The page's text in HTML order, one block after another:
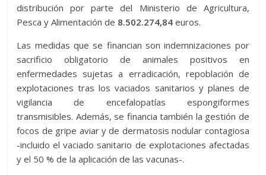
distribución por parte del Ministerio de Agricultura,
Pesca y Alimentación de 8.502.274,84 euros.
Las medidas que se financian son indemnizaciones por
sacrificio obligatorio de animales positivos en
enfermedades sujetas a erradicación, repoblación de
explotaciones tras los vaciados sanitarios y planes de
vigilancia de encefalopatías espongiformes
transmisibles. Además, se financia también la gestión de
focos de gripe aviar y de dermatosis nodular contagiosa
-incluido el vaciado sanitario de explotaciones afectadas
y el 50 % de la aplicación de las vacunas-.